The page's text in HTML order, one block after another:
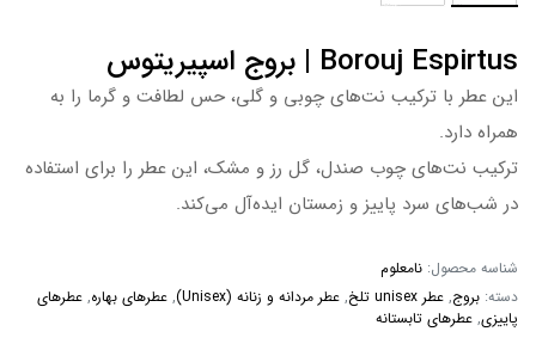
Borouj Espirtus | بروج اسپیریتوس
این عطر با ترکیب نت‌های چوبی و گلی، حس لطافت و گرما را به
همراه دارد.
ترکیب نت‌های چوب صندل، گل رز و مشک، این عطر را برای استفاده
در شب‌های سرد پاییز و زمستان ایده‌آل می‌کند.
شناسه محصول: نامعلوم
دسته: بروج, عطر unisex تلخ , عطر مردانه و زنانه (Unisex) , عطرهای بهاره, عطرهای
پاییزی, عطرهای تابستانه